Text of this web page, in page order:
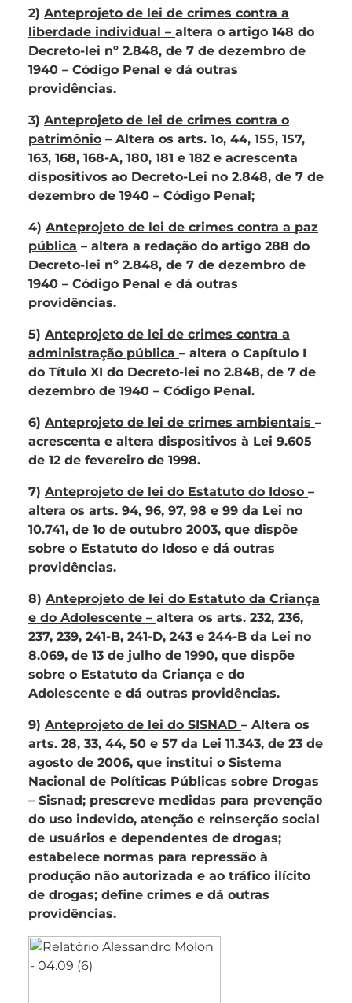
2) Anteprojeto de lei de crimes contra a
liberdade individual – altera o artigo 148 do
Decreto-lei nº 2.848, de 7 de dezembro de
1940 – Código Penal e dá outras
providências.
3) Anteprojeto de lei de crimes contra o
patrimônio – Altera os arts. 1o, 44, 155, 157,
163, 168, 168-A, 180, 181 e 182 e acrescenta
dispositivos ao Decreto-Lei no 2.848, de 7 de
dezembro de 1940 – Código Penal;
4) Anteprojeto de lei de crimes contra a paz
pública – altera a redação do artigo 288 do
Decreto-lei nº 2.848, de 7 de dezembro de
1940 – Código Penal e dá outras
providências.
5) Anteprojeto de lei de crimes contra a
administração pública – altera o Capítulo I
do Título XI do Decreto-lei no 2.848, de 7 de
dezembro de 1940 – Código Penal.
6) Anteprojeto de lei de crimes ambientais –
acrescenta e altera dispositivos à Lei 9.605
de 12 de fevereiro de 1998.
7) Anteprojeto de lei do Estatuto do Idoso –
altera os arts. 94, 96, 97, 98 e 99 da Lei no
10.741, de 1o de outubro 2003, que dispõe
sobre o Estatuto do Idoso e dá outras
providências.
8) Anteprojeto de lei do Estatuto da Criança
e do Adolescente – altera os arts. 232, 236,
237, 239, 241-B, 241-D, 243 e 244-B da Lei no
8.069, de 13 de julho de 1990, que dispõe
sobre o Estatuto da Criança e do
Adolescente e dá outras providências.
9) Anteprojeto de lei do SISNAD – Altera os
arts. 28, 33, 44, 50 e 57 da Lei 11.343, de 23 de
agosto de 2006, que institui o Sistema
Nacional de Políticas Públicas sobre Drogas
– Sisnad; prescreve medidas para prevenção
do uso indevido, atenção e reinserção social
de usuários e dependentes de drogas;
estabelece normas para repressão à
produção não autorizada e ao tráfico ilícito
de drogas; define crimes e dá outras
providências.